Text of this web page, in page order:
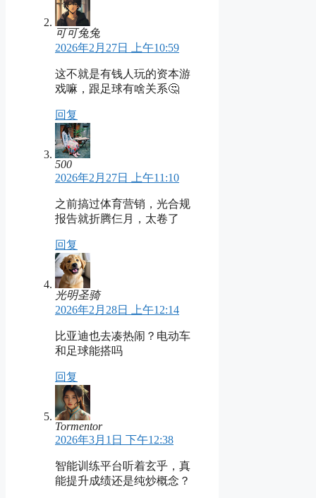
可可兔兔
2026年2月27日 上午10:59
这不就是有钱人玩的资本游
戏嘛，跟足球有啥关系🤔
回复
500
2026年2月27日 上午11:10
之前搞过体育营销，光合规
报告就折腾仨月，太卷了
回复
光明圣骑
2026年2月28日 上午12:14
比亚迪也去凑热闹？电动车
和足球能搭吗
回复
Tormentor
2026年3月1日 下午12:38
智能训练平台听着玄乎，真
能提升成绩还是纯炒概念？